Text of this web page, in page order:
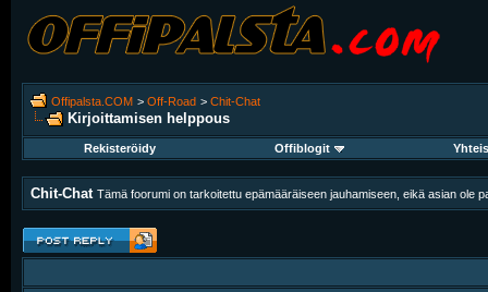
Offipalsta.COM > Off-Road > Chit-Chat
Kirjoittamisen helppous
Rekisteröidy Offiblogit
Chit-Chat Tämä foorumi on tarkoitettu epämääräiseen jauhamiseen, eikä asian ole